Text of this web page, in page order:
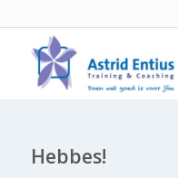
Hebbes!